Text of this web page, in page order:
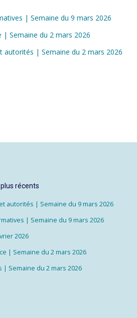
| Semaine du 9 mars 2026
| Semaine du 2 mars 2026
autorités | Semaine du 2 mars 2026
récents
autorités | Semaine du 9 mars 2026
| Semaine du 9 mars 2026
2026
| Semaine du 2 mars 2026
| Semaine du 2 mars 2026